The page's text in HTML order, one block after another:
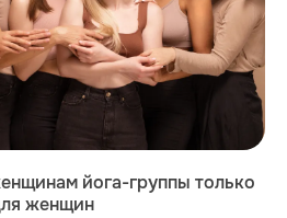
йога-группы только
женщин